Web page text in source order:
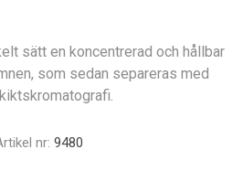
sätt en koncentrerad och hållbar
som sedan separeras med
nr: 9480